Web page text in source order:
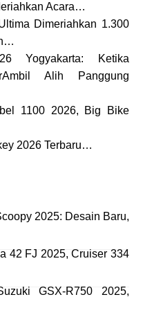
Acara…
Dimeriahkan 1.300
Yogyakarta: Ketika
Alih Panggung
1100 2026, Big Bike
2026 Terbaru…
2025: Desain Baru,
42 FJ 2025, Cruiser 334
GSX-R750 2025,